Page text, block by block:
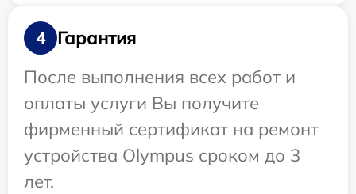
4
Гарантия
После выполнения всех работ и
оплаты услуги Вы получите
фирменный сертификат на ремонт
устройства Olympus сроком до 3
лет.